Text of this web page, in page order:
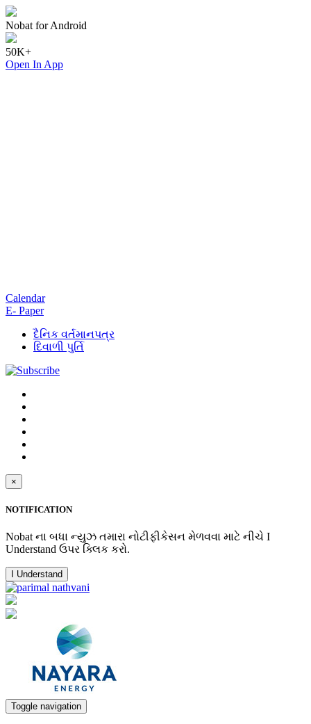
Nobat for Android
50K+
Open In App
Calendar
E- Paper
દૈનિક વર્તમાનપત્ર
દિવાળી પુર્તિ
×
NOTIFICATION
Nobat ના બધા ન્યુઝ તમારા નોટીફીકેસન મેળવવા માટે નીચે I
Understand ઉપર ક્લિક કરો.
I Understand
Toggle navigation